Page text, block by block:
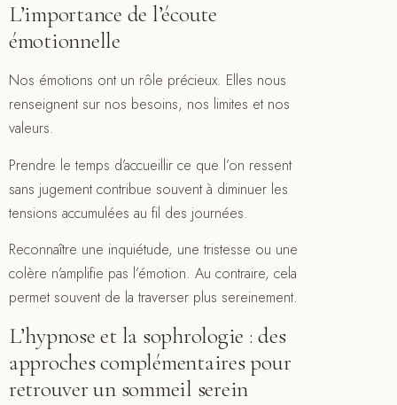
L’importance de l’écoute
émotionnelle
Nos émotions ont un rôle précieux. Elles nous
renseignent sur nos besoins, nos limites et nos
valeurs.
Prendre le temps d’accueillir ce que l’on ressent
sans jugement contribue souvent à diminuer les
tensions accumulées au fil des journées.
Reconnaître une inquiétude, une tristesse ou une
colère n’amplifie pas l’émotion. Au contraire, cela
permet souvent de la traverser plus sereinement.
L’hypnose et la sophrologie : des
approches complémentaires pour
retrouver un sommeil serein